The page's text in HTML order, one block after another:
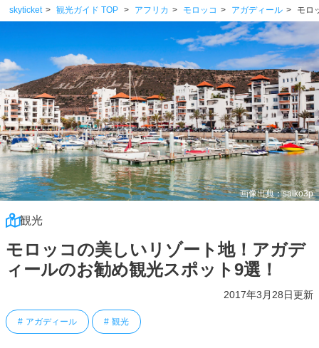
skyticket 観光ガイド TOP アフリカ モロッコ アガディール モロ
画像出典：saiko3p
観光
モロッコの美しいリゾート地！アガデ
ィールのお勧め観光スポット9選！
2017年3月28日更新
アガディール 観光